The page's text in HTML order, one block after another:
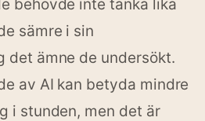
behövde inte tänka lika
sämre i sin
det ämne de undersökt.
av AI kan betyda mindre
i stunden, men det är